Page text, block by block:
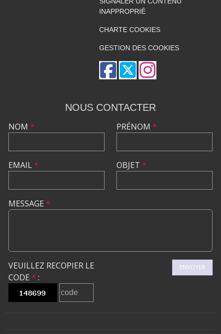
INAPPROPRIÉ
CHARTE COOKIES
GESTION DES COOKIES
NOUS CONTACTER
NOM *
EMAIL*
PRÉNOM *
OBJET *
MESSAGE *
VEUILLEZ RECOPIER LE
CODE * :
ENVOYER